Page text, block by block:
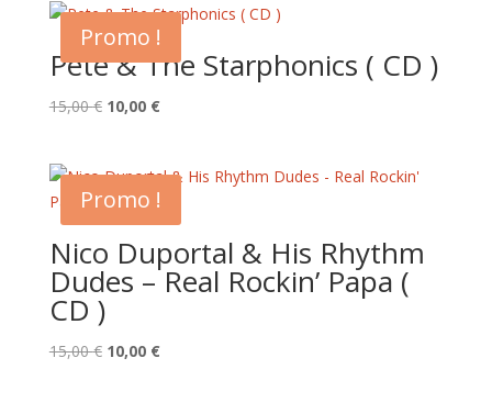
Promo !
Pete & The Starphonics ( CD )
15,00€ Le
était :
15,00 €.
10,00 €Le
est :
10,00 €.
Promo !
Nico Duportal & His Rhythm
Dudes – Real Rockin’ Papa (
CD )
15,00€ Le
10,00 €Le